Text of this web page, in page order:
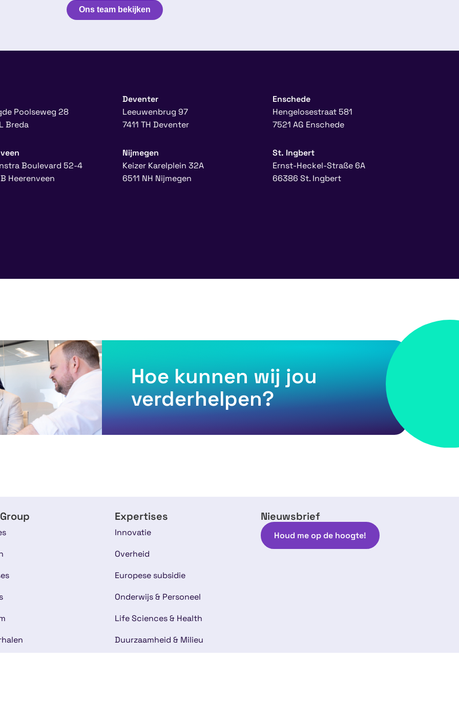
Ons team bekijken
Poolseweg 28
Breda
Deventer
Leeuwenbrug 97
7411 TH Deventer
Enschede
Hengelosestraat 581
7521 AG Enschede
Boulevard 52-4
Heerenveen
Nijmegen
Keizer Karelplein 32A
6511 NH Nijmegen
St. Ingbert
Ernst-Heckel-Straße 6A
66386 St. Ingbert
Hoe kunnen wij jou
verderhelpen?
Expertises
Innovatie
Overheid
Europese subsidie
Onderwijs & Personeel
Life Sciences & Health
Duurzaamheid & Milieu
Nieuwsbrief
Houd me op de hoogte!